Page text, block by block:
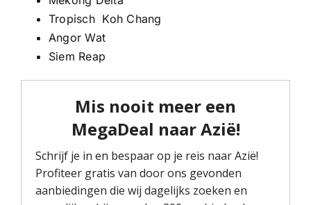
Tropisch Koh Chang
Angor Wat
Siem Reap